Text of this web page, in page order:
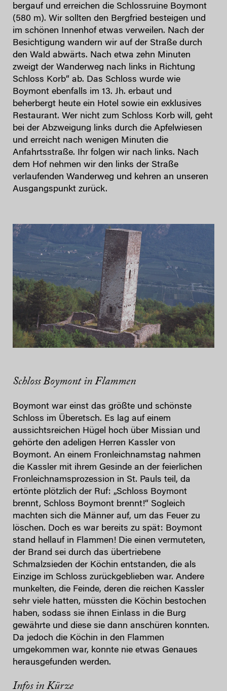
bergauf und erreichen die Schlossruine Boymont
(580 m). Wir sollten den Bergfried besteigen und
im schönen Innenhof etwas verweilen. Nach der
Besichtigung wandern wir auf der Straße durch
den Wald abwärts. Nach etwa zehn Minuten
zweigt der Wanderweg nach links in Richtung
Schloss Korb“ ab. Das Schloss wurde wie
Boymont ebenfalls im 13. Jh. erbaut und
beherbergt heute ein Hotel sowie ein exklusives
Restaurant. Wer nicht zum Schloss Korb will, geht
bei der Abzweigung links durch die Apfelwiesen
und erreicht nach wenigen Minuten die
Anfahrtsstraße. Ihr folgen wir nach links. Nach
dem Hof nehmen wir den links der Straße
verlaufenden Wanderweg und kehren an unseren
Ausgangspunkt zurück.
Schloss Boymont in Flammen
Boymont war einst das größte und schönste
Schloss im Überetsch. Es lag auf einem
aussichtsreichen Hügel hoch über Missian und
gehörte den adeligen Herren Kassler von
Boymont. An einem Fronleichnamstag nahmen
die Kassler mit ihrem Gesinde an der feierlichen
Fronleichnamsprozession in St. Pauls teil, da
ertönte plötzlich der Ruf: „Schloss Boymont
brennt, Schloss Boymont brennt!“ Sogleich
machten sich die Männer auf, um das Feuer zu
löschen. Doch es war bereits zu spät: Boymont
stand hellauf in Flammen! Die einen vermuteten,
der Brand sei durch das übertriebene
Schmalzsieden der Köchin entstanden, die als
Einzige im Schloss zurückgeblieben war. Andere
munkelten, die Feinde, deren die reichen Kassler
sehr viele hatten, müssten die Köchin bestochen
haben, sodass sie ihnen Einlass in die Burg
gewährte und diese sie dann anschüren konnten.
Da jedoch die Köchin in den Flammen
umgekommen war, konnte nie etwas Genaues
herausgefunden werden.
Infos in Kürze